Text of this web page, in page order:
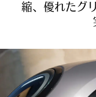
縮、優れたグ